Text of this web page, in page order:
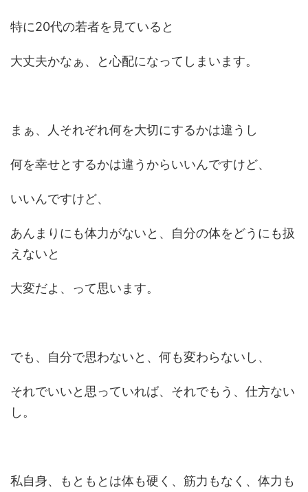
特に20代の若者を見ていると
大丈夫かなぁ、と心配になってしまいます。
まぁ、人それぞれ何を大切にするかは違うし
何を幸せとするかは違うからいいんですけど、
いいんですけど、
あんまりにも体力がないと、自分の体をどうにも扱
えないと
大変だよ、って思います。
でも、自分で思わないと、何も変わらないし、
それでいいと思っていれば、それでもう、仕方ない
し。
私自身、もともとは体も硬く、筋力もなく、体力も